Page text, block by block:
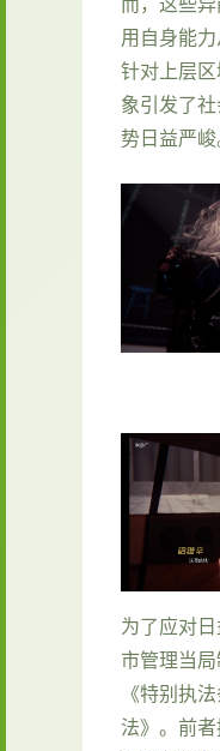
用自身能
针对上层
象引发了
势日益严峻
为了应对
市管理当局
《特别执
法》。前